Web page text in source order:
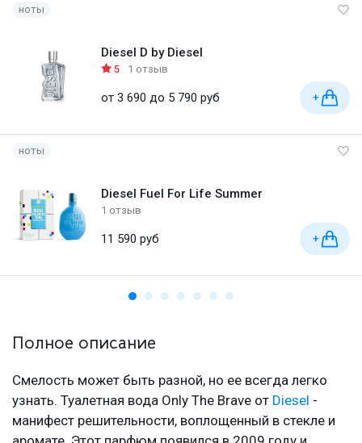
ноты
Diesel D by Diesel
5 1 отзыв
от 3 690 до 5 790 руб +
ноты
Diesel Fuel For Life Summer
1 отзыв
11 590 руб +
Полное описание
Смелость может быть разной, но ее всегда легко
узнать. Туалетная вода Only The Brave от Diesel -
манифест решительности, воплощенный в стекле и